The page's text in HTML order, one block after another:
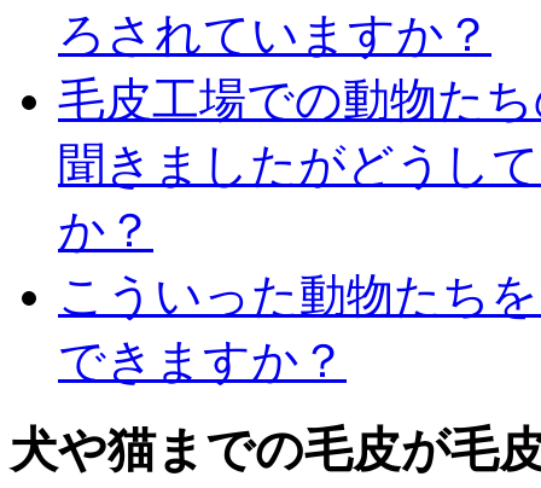
ろされていますか？
毛皮工場での動物た
聞きましたがどうし
か？
こういった動物たち
できますか？
犬や猫までの毛皮が毛